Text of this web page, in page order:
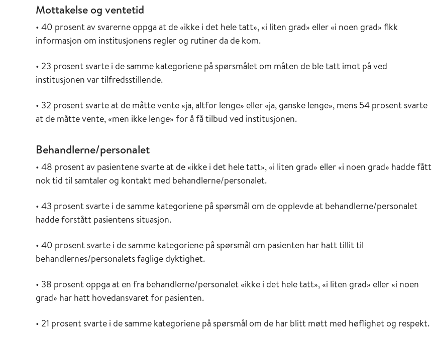
Mottakelse og ventetid
• 40 prosent av svarerne oppga at de «ikke i det hele tatt», «i liten grad» eller «i noen grad» fikk
informasjon om institusjonens regler og rutiner da de kom.
• 23 prosent svarte i de samme kategoriene på spørsmålet om måten de ble tatt imot på ved
institusjonen var tilfredsstillende.
• 32 prosent svarte at de måtte vente «ja, altfor lenge» eller «ja, ganske lenge», mens 54 prosent svarte
at de måtte vente, «men ikke lenge» for å få tilbud ved institusjonen.
Behandlerne/personalet
• 48 prosent av pasientene svarte at de «ikke i det hele tatt», «i liten grad» eller «i noen grad» hadde fått
nok tid til samtaler og kontakt med behandlerne/personalet.
• 43 prosent svarte i de samme kategoriene på spørsmål om de opplevde at behandlerne/personalet
hadde forstått pasientens situasjon.
• 40 prosent svarte i de samme kategoriene på spørsmål om pasienten har hatt tillit til
behandlernes/personalets faglige dyktighet.
• 38 prosent oppga at en fra behandlerne/personalet «ikke i det hele tatt», «i liten grad» eller «i noen
grad» har hatt hovedansvaret for pasienten.
• 21 prosent svarte i de samme kategoriene på spørsmål om de har blitt møtt med høflighet og respekt.